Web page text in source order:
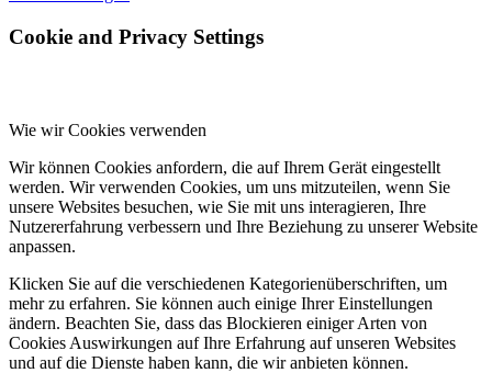
Cookie and Privacy Settings
Wie wir Cookies verwenden
Wir können Cookies anfordern, die auf Ihrem Gerät eingestellt
werden. Wir verwenden Cookies, um uns mitzuteilen, wenn Sie
unsere Websites besuchen, wie Sie mit uns interagieren, Ihre
Nutzererfahrung verbessern und Ihre Beziehung zu unserer Website
anpassen.
Klicken Sie auf die verschiedenen Kategorienüberschriften, um
mehr zu erfahren. Sie können auch einige Ihrer Einstellungen
ändern. Beachten Sie, dass das Blockieren einiger Arten von
Cookies Auswirkungen auf Ihre Erfahrung auf unseren Websites
und auf die Dienste haben kann, die wir anbieten können.